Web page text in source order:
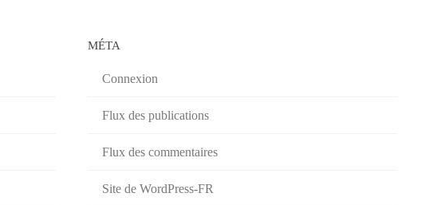
MÉTA
Connexion
Flux des publications
Flux des commentaires
Site de WordPress-FR